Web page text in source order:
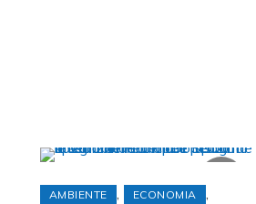
AMBIENTE , ECONOMIA ,